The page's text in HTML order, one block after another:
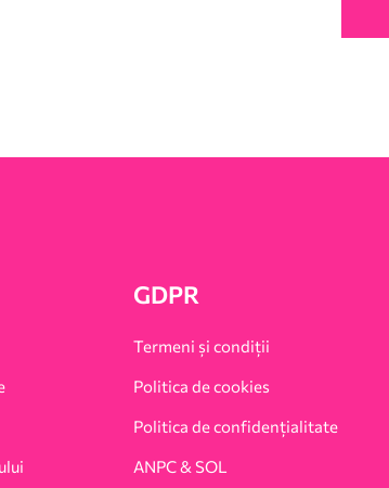
GDPR
Termeni și condiții
Politica de cookies
Politica de confidențialitate
ANPC & SOL